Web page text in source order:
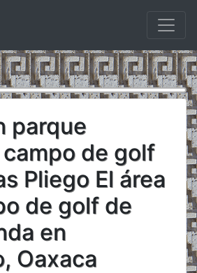
parque
de golf
Pliego El área
de golf de
en
Oaxaca